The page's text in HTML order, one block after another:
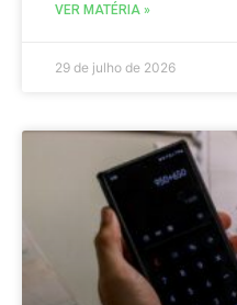
VER MATÉRIA »
29 de julho de 2026